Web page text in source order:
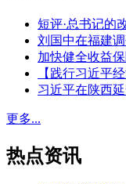
短评·总书记的
刘国中在福建
加快健全收益
【践行习近平
习近平在陕西
更多...
热点资讯